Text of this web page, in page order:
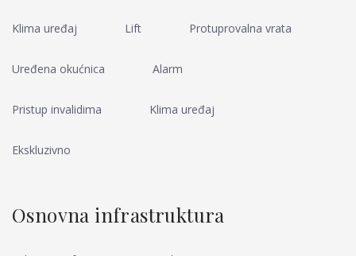
Klima uređaj Lift Protuprovalna vrata
Uređena okućnica Alarm
Pristup invalidima Klima uređaj
Ekskluzivno
Osnovna infrastruktura